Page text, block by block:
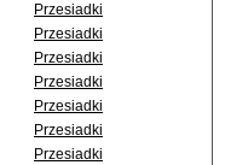
Przesiadki
Przesiadki
Przesiadki
Przesiadki
Przesiadki
Przesiadki
Przesiadki